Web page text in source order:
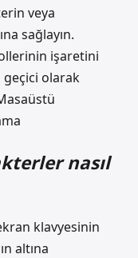
veya
sağlayın.
işaretini
geçici olarak
nasıl
klavyesinin
altına